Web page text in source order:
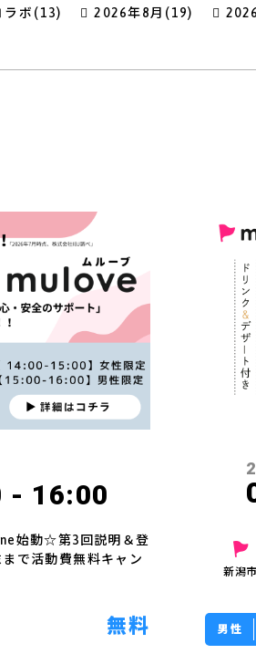
ラボ(13) 2026年8月(19)
- 16:00
始動☆第3回説明＆登
で活動費無料キャン
無料
新潟市
男性